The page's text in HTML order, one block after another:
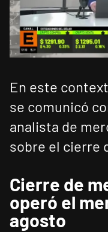
En este
se comunicó
analista de
sobre el cierre
Cierre de
operó el
agosto